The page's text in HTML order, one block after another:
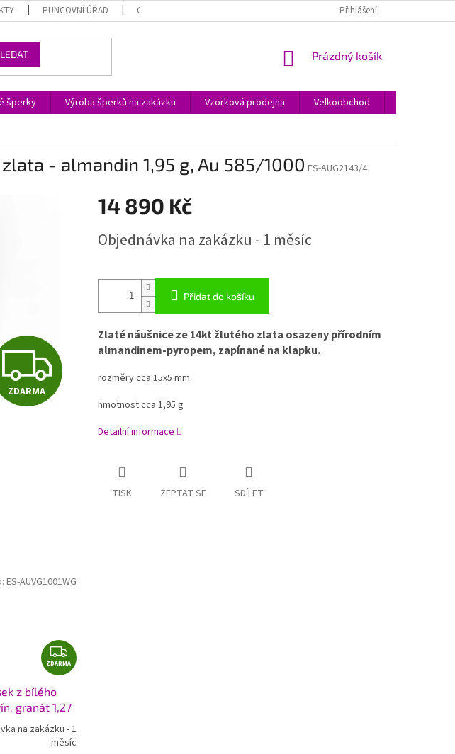
PUNCOVNÍ ÚŘAD O JEWSTONE A ŠPERCÍCH OBCHODNÍ PODMÍNKY
Přihlášení
NÁKUPNÍ
Prázdný košík
šperky Výroba šperků na zakázku Vzorková prodejna Velkoobchod
- almandin 1,95 g, Au 585/1000 ES-AUG2143/4
Z
D
ZDARMA
14 890 Kč
cena:
Objednávka na zakázku - 1 měsíc
Přidat do košíku
Zlaté náušnice ze 14kt žlutého zlata osazeny přírodním
almandinem-pyropem, zapínané na klapku.
rozměry cca 15x5 mm
hmotnost cca 1,95 g
Detailní informace
TISK ZEPTAT SE SDÍLET
Z
D
R
A
ZDARMA
z bílého
granát 1,27
na zakázku - 1
měsíc
ES-AUVG1001WG